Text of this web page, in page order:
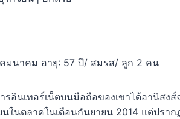
คมนาคม อายุ: 57 ปี/ สมรส/ ลูก 2 คน
รอินเทอร์เน็ตบนมือถือของเขาได้อานิส
ในตลาดในเดือนกันยายน 2014 แต่ปรา